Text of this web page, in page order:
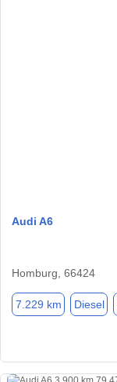
Audi A6
Homburg, 66424
7.229 km Diesel